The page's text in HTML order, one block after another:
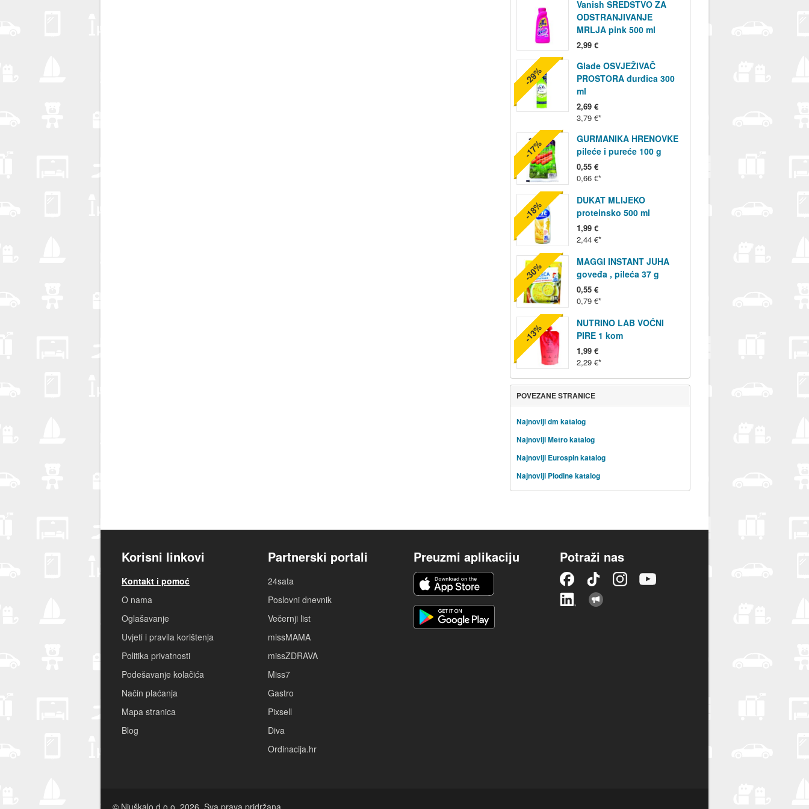
Vanish SREDSTVO ZA
ODSTRANJIVANJE
MRLJA pink 500 ml
2,99 €
Glade OSVJEŽIVAČ
PROSTORA đurđica 300
ml
2,69 €
3,79 €
-29%
GURMANIKA HRENOVKE
pileće i pureće 100 g
0,55 €
0,66 €
-17%
DUKAT MLIJEKO
proteinsko 500 ml
1,99 €
2,44 €
-18%
MAGGI INSTANT JUHA
goveđa , pileća 37 g
0,55 €
0,79 €
-30%
NUTRINO LAB VOĆNI
PIRE 1 kom
1,99 €
2,29 €
-13%
POVEZANE STRANICE
Najnoviji dm katalog
Najnoviji Metro katalog
Najnoviji Eurospin katalog
Najnoviji Plodine katalog
Korisni linkovi
Kontakt i pomoć
O nama
Oglašavanje
Uvjeti i pravila korištenja
Politika privatnosti
Podešavanje kolačića
Način plaćanja
Mapa stranica
Blog
Partnerski portali
24sata
Poslovni dnevnik
Večernji list
missMAMA
missZDRAVA
Miss7
Gastro
Pixsell
Diva
Ordinacija.hr
Preuzmi aplikaciju Potraži nas
© Njuškalo d.o.o. 2026. Sva prava pridržana.